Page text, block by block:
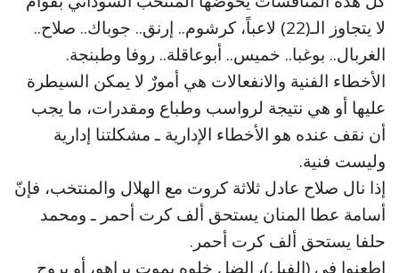
لا يتجاوز الـ(22) لاعباً، كرشوم.. إرنق.. جوباك.. صلاح..
الغربال.. بوغبا.. خميس.. أبوعاقلة.. روفا وطبنجة.
الأخطاء الفنية والانفعالات هي أمورٌ لا يمكن السيطرة
عليها أو هي نتيجة لرواسب وطباع ومقدرات، ما يجب
أن نقف عنده هو الأخطاء الإدارية ـ مشكلتنا إدارية
وليست فنية.
إذا نال صلاح عادل ثلاثة كروت مع الهلال والمنتخب، فإنّ
أسامة عطا المنان يستحق ألف كرت أحمر ـ ومحمد
حلفا يستحق ألف كرت أحمر.
اطعنوا في (الفيل)، الضل خلوه بموت براهو، أو بروح